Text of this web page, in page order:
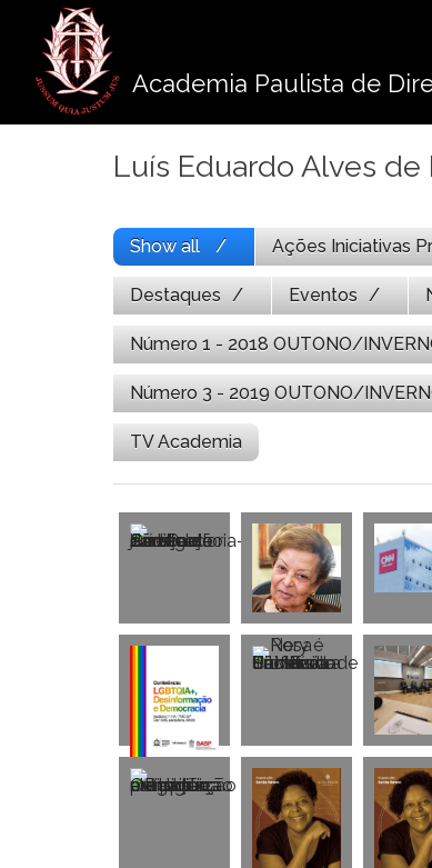
conteúdo
Academia Paulista de
Luís Eduardo Alves de
Show all Ações Iniciativas
Destaques Eventos
Número 1 - 2018 OUTONO/
Número 3 - 2019 OUTONO/
TV Academia